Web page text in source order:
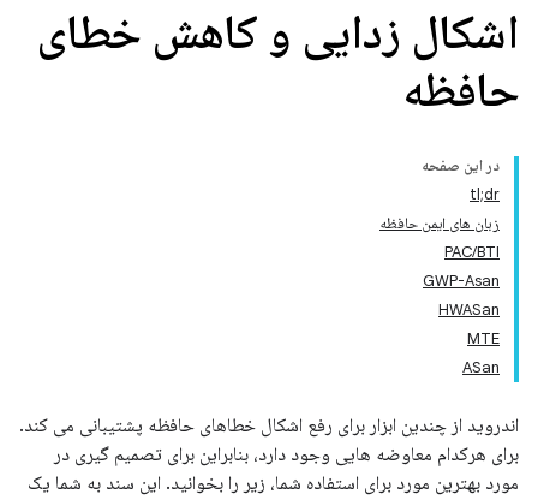
اشکال زدایی و کاهش خطای
حافظه
در این صفحه
tl;dr
زبان های ایمن حافظه
PAC/BTI
GWP-Asan
HWASan
MTE
ASan
اندروید از چندین ابزار برای رفع اشکال خطاهای حافظه پشتیبانی می کند.
برای هرکدام معاوضه هایی وجود دارد، بنابراین برای تصمیم گیری در
مورد بهترین مورد برای استفاده شما، زیر را بخوانید. این سند به شما یک